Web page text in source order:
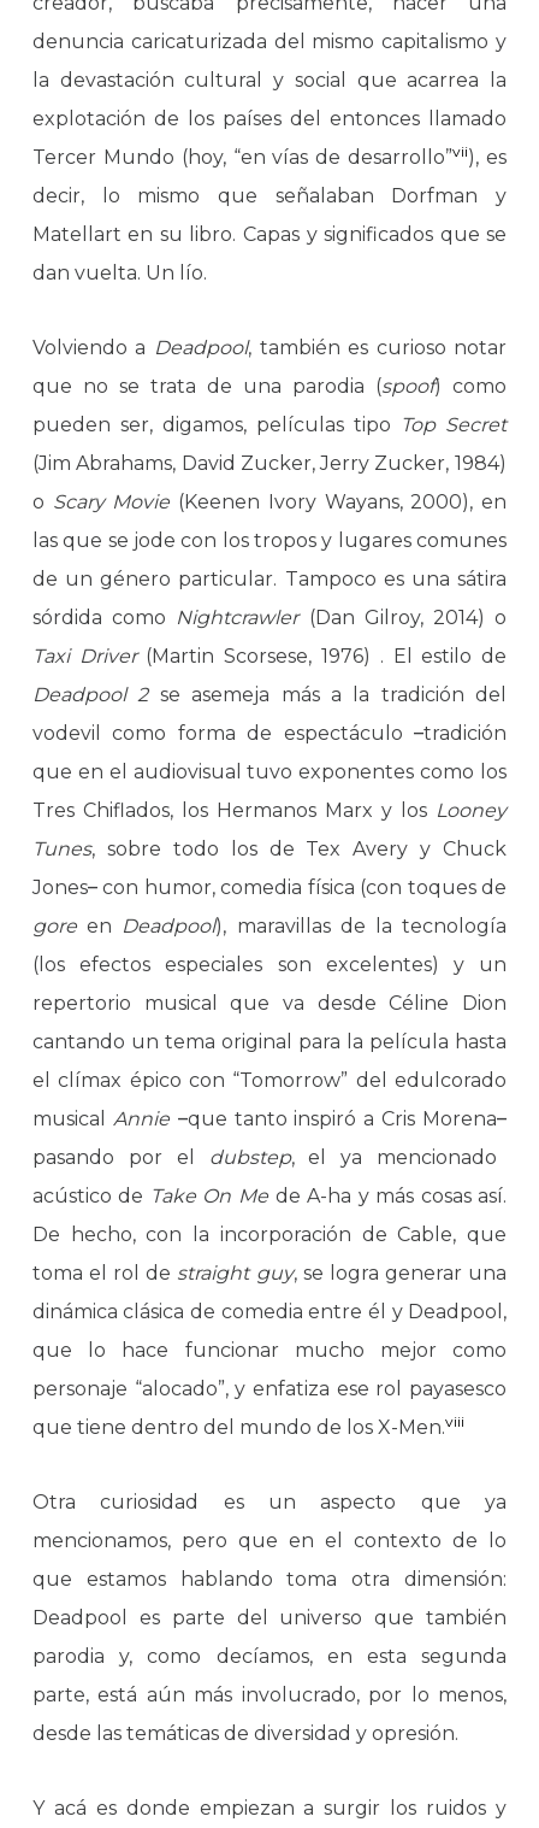
denuncia caricaturizada del mismo capitalismo y
la devastación cultural y social que acarrea la
explotación de los países del entonces llamado
Tercer Mundo (hoy, “en vías de desarrollo”vii), es
decir, lo mismo que señalaban Dorfman y
Matellart en su libro. Capas y significados que se
dan vuelta. Un lío.
Volviendo a Deadpool, también es curioso notar
que no se trata de una parodia (spoof) como
pueden ser, digamos, películas tipo Top Secret
(Jim Abrahams, David Zucker, Jerry Zucker, 1984)
o Scary Movie (Keenen Ivory Wayans, 2000), en
las que se jode con los tropos y lugares comunes
de un género particular. Tampoco es una sátira
sórdida como Nightcrawler(Dan Gilroy, 2014) o
Taxi Driver(Martin Scorsese, 1976) . El estilo de
Deadpool 2se asemeja más a la tradición del
vodevil como forma de espectáculo–tradición
que en el audiovisual tuvo exponentes como los
Tres Chiflados, los Hermanos Marx y los Looney
Tunes, sobre todo los de Tex Avery y Chuck
Jones–con humor, comedia física (con toques de
goreen Deadpool), maravillas de la tecnología
(los efectos especiales son excelentes) y un
repertorio musical que va desde Céline Dion
cantando un tema original para la película hasta
el clímax épico con “Tomorrow” del edulcorado
musical Annie –que tanto inspiró a Cris Morena–
pasando por el dubstep, el ya mencionado
acústico de Take On Mede A-ha y más cosas así.
De hecho, con la incorporación de Cable, que
toma el rol de straight guy, se logra generar una
dinámica clásica de comedia entre él y Deadpool,
que lo hace funcionar mucho mejor como
personaje “alocado”, y enfatiza ese rol payasesco
que tiene dentro del mundo de los X-Men.viii
Otra curiosidad es un aspecto que ya
mencionamos, pero que en el contexto de lo
que estamos hablando toma otra dimensión:
Deadpool es parte del universo que también
parodia y, como decíamos, en esta segunda
parte, está aún más involucrado, por lo menos,
desde las temáticas de diversidad y opresión.
Y acá es donde empiezan a surgir los ruidos y